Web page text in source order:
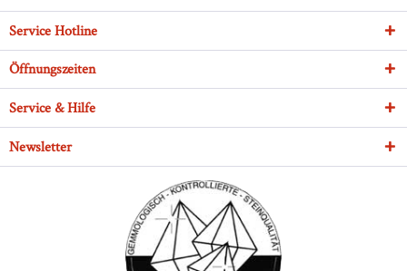
Service Hotline
Öffnungszeiten
Service & Hilfe
Newsletter